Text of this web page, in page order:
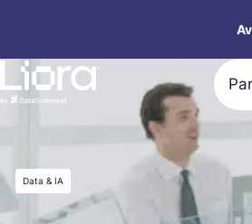
contenu
Data & IA